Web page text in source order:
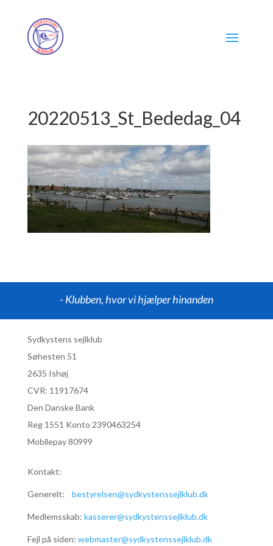
20220513_St_Bededag_04
- Klubben, hvor vi hjælper hinanden
Sydkystens sejlklub
Søhesten 51
2635 Ishøj
CVR: 11917674
Den Danske Bank
Reg 1551 Konto 2390463254
Mobilepay 80999
Kontakt:
Generelt: bestyrelsen@sydkystenssejlklub.dk
Medlemsskab: kasserer@sydkystenssejlklub.dk
Fejl på siden: webmaster@sydkystenssejlklub.dk